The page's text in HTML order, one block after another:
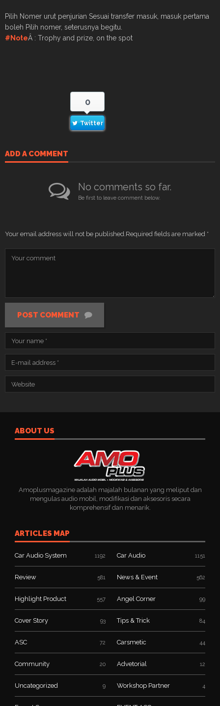
Pilih Nomer urut penjurian Sesuai transfer masuk, masuk pertama
boleh Pilih nomer, seterusnya begitu.
#NoteÂ : Trophy and prize, on the spot
0
Twitter
ADD A COMMENT
No comments so far.
Be first to leave comment below.
Your email address will not be published.Required fields are marked *
POST COMMENT
ABOUT US
Amoplusmagazine adalah majalah bulanan yang meliput dan
mengulas audio mobil, modifikasi dan aksesoris secara
komprehensif dan menarik.
ARTICLES MAP
Car Audio System 1192 Car Audio 1151
Review 581 News & Event 562
Highlight Product 557 Angel Corner 99
Cover Story 93 Tips & Trick 84
ASC 72 Carsmetic 44
Community 20 Advetorial 12
Uncategorized 9 Workshop Partner 4